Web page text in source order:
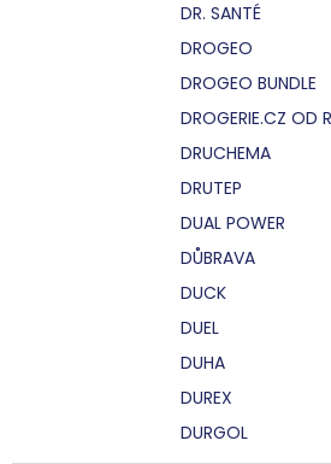
DR. SANTÉ
DROGEO
DROGEO BUNDLE
DROGERIE.CZ OD
DRUCHEMA
DRUTEP
DUAL POWER
DŮBRAVA
DUCK
DUEL
DUHA
DUREX
DURGOL